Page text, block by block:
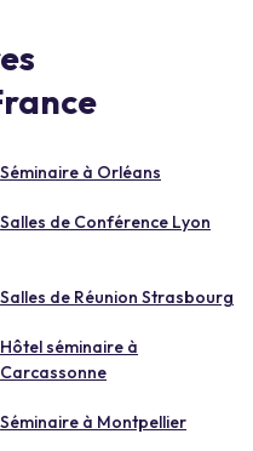
Séminaire à Orléans
Salles de Conférence Lyon
Salles de Réunion Strasbourg
Hôtel séminaire à
Carcassonne
Séminaire à Montpellier